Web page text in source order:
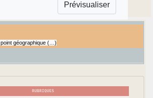
géographique (…)
RUBRIQUES